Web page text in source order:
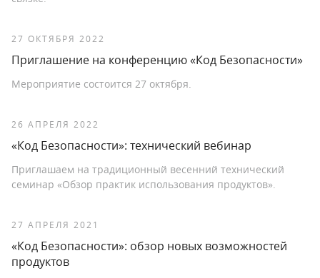
27 ОКТЯБРЯ 2022
Приглашение на конференцию «Код Безопасности»
Мероприятие состоится 27 октября.
26 АПРЕЛЯ 2022
«Код Безопасности»: технический вебинар
Приглашаем на традиционный весенний технический
семинар «Обзор практик использования продуктов».
27 АПРЕЛЯ 2021
«Код Безопасности»: обзор новых возможностей
продуктов